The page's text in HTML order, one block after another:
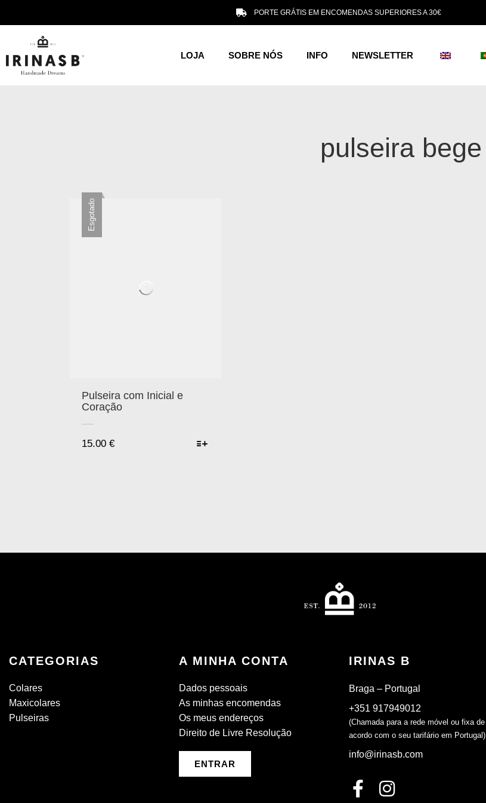
PORTE GRÁTIS EM ENCOMENDAS SUPERIORES A 30€
LOJA SOBRE NÓS INFO NEWSLETTER
pulseira bege
Esgotado
Pulseira com Inicial e
Coração
15.00 €
CATEGORIAS
Colares
Maxicolares
Pulseiras
A MINHA CONTA
Dados pessoais
As minhas encomendas
Os meus endereços
Direito de Livre Resolução
ENTRAR
IRINAS B
Braga – Portugal
+351 917949012
(Chamada para a rede móvel ou fixa de
acordo com o seu tarifário em Portugal)
info@irinasb.com